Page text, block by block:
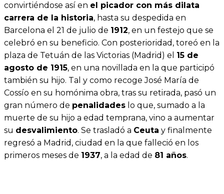
convirtiéndose así en el picador con más dilata
carrera de la historia, hasta su despedida en
Barcelona el 21 de julio de 1912, en un festejo que se
celebró en su beneficio. Con posterioridad, toreó en la
plaza de Tetuán de las Victorias (Madrid) el 15 de
agosto de 1915, en una novillada en la que participó
también su hijo. Tal y como recoge José María de
Cossío en su homónima obra, tras su retirada, pasó un
gran número de penalidades lo que, sumado a la
muerte de su hijo a edad temprana, vino a aumentar
su desvalimiento. Se trasladó a Ceuta y finalmente
regresó a Madrid, ciudad en la que falleció en los
primeros meses de 1937, a la edad de 81 años.